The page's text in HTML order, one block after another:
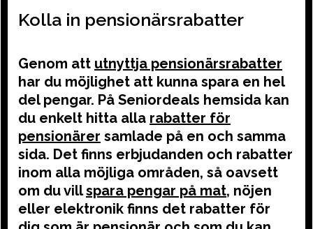
Kolla in pensionärsrabatter
Genom att utnyttja pensionärsrabatter
har du möjlighet att kunna spara en hel
del pengar. På Seniordeals hemsida kan
du enkelt hitta alla rabatter för
pensionärer samlade på en och samma
sida. Det finns erbjudanden och rabatter
inom alla möjliga områden, så oavsett
om du villspara pengar på mat, nöjen
eller elektronik finns det rabatter för